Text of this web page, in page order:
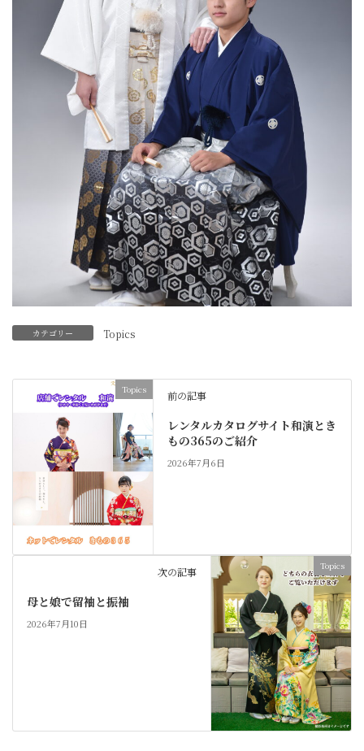
カテゴリー Topics
Topics 前の記事
レンタルカタログサイト和演とき
もの365のご紹介
2026年7月6日
Topics
次の記事
母と娘で留袖と振袖
2026年7月10日